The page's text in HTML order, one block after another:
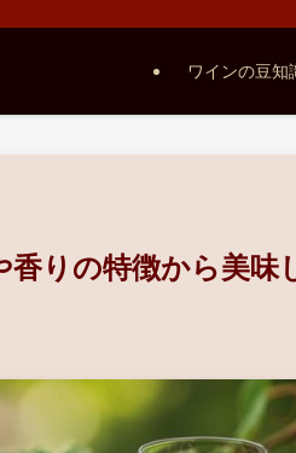
ワインの豆知
香りの特徴から美味